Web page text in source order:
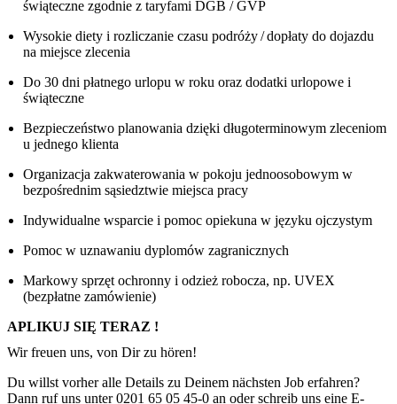
świąteczne zgodnie z taryfami DGB / GVP
Wysokie diety i rozliczanie czasu podróży / dopłaty do dojazdu
na miejsce zlecenia
Do 30 dni płatnego urlopu w roku oraz dodatki urlopowe i
świąteczne
Bezpieczeństwo planowania dzięki długoterminowym zleceniom
u jednego klienta
Organizacja zakwaterowania w pokoju jednoosobowym w
bezpośrednim sąsiedztwie miejsca pracy
Indywidualne wsparcie i pomoc opiekuna w języku ojczystym
Pomoc w uznawaniu dyplomów zagranicznych
Markowy sprzęt ochronny i odzież robocza, np. UVEX
(bezpłatne zamówienie)
APLIKUJ SIĘ TERAZ !
Wir freuen uns, von Dir zu hören!
Du willst vorher alle Details zu Deinem nächsten Job erfahren?
Dann ruf uns unter 0201 65 05 45-0 an oder schreib uns eine E-